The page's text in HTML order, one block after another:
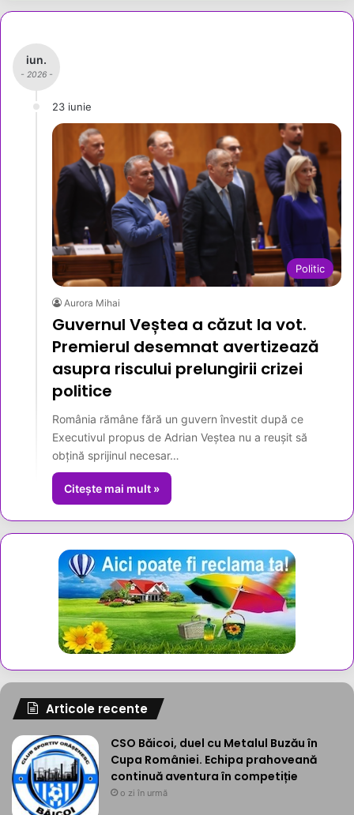
iun.
- 2026 -
23 iunie
Politic
Aurora Mihai
Guvernul Veștea a căzut la vot.
Premierul desemnat avertizează
asupra riscului prelungirii crizei
politice
România rămâne fără un guvern învestit după ce
Executivul propus de Adrian Veștea nu a reușit să
obțină sprijinul necesar…
Citește mai mult »
Articole recente
CSO Băicoi, duel cu Metalul Buzău în
Cupa României. Echipa prahoveană
continuă aventura în competiție
o zi în urmă